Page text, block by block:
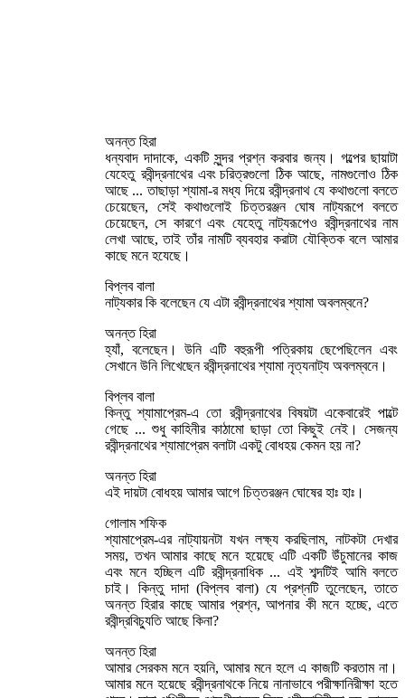
অনন্ত হিরা
ধন্যবাদ দাদাকে, একটি সুন্দর প্রশ্ন করবার জন্য। গল্পের ছায়াটা
যেহেতু রবীন্দ্রনাথের এবং চরিত্রগুলো ঠিক আছে, নামগুলোও ঠিক
আছে ... তাছাড়া শ্যামা-র মধ্য দিয়ে রবীন্দ্রনাথ যে কথাগুলো বলতে
চেয়েছেন, সেই কথাগুলোই চিত্তরঞ্জন ঘোষ নাট্যরূপে বলতে
চেয়েছেন, সে কারণে এবং যেহেতু নাট্যরূপেও রবীন্দ্রনাথের নাম
লেখা আছে, তাই তাঁর নামটি ব্যবহার করাটা যৌক্তিক বলে আমার
কাছে মনে হযেছে।
বিপ্লব বালা
নাট্যকার কি বলেছেন যে এটা রবীন্দ্রনাথের শ্যামা অবলম্বনে?
অনন্ত হিরা
হ্যাঁ, বলেছেন। উনি এটি বহুরূপী পত্রিকায় ছেপেছিলেন এবং
সেখানে উনি লিখেছেন রবীন্দ্রনাথের শ্যামা নৃত্যনাট্য অবলম্বনে।
বিপ্লব বালা
কিন্তু শ্যামাপ্রেম-এ তো রবীন্দ্রনাথের বিষয়টা একেবারেই পাল্টে
গেছে ... শুধু কাহিনীর কাঠামো ছাড়া তো কিছুই নেই। সেজন্য
রবীন্দ্রনাথের শ্যামাপ্রেম বলাটা একটু বোধহয় কেমন হয় না?
অনন্ত হিরা
এই দায়টা বোধহয় আমার আগে চিত্তরঞ্জন ঘোষের হাঃ হাঃ।
গোলাম শফিক
শ্যামাপ্রেম-এর নাট্যায়নটা যখন লক্ষ্য করছিলাম, নাটকটা দেখার
সময়, তখন আমার কাছে মনে হয়েছে এটি একটি উঁচুমানের কাজ
এবং মনে হচ্ছিল এটি রবীন্দ্রনাধিক ... এই শব্দটিই আমি বলতে
চাই। কিন্তু দাদা (বিপ্লব বালা) যে প্রশ্নটি তুলেছেন, তাতে
অনন্ত হিরার কাছে আমার প্রশ্ন, আপনার কী মনে হচ্ছে, এতে
রবীন্দ্রবিচ্যুতি আছে কিনা?
অনন্ত হিরা
আমার সেরকম মনে হয়নি, আমার মনে হলে এ কাজটি করতাম না।
আমার মনে হয়েছে রবীন্দ্রনাথকে নিয়ে নানাভাবে পরীক্ষানিরীক্ষা হতে